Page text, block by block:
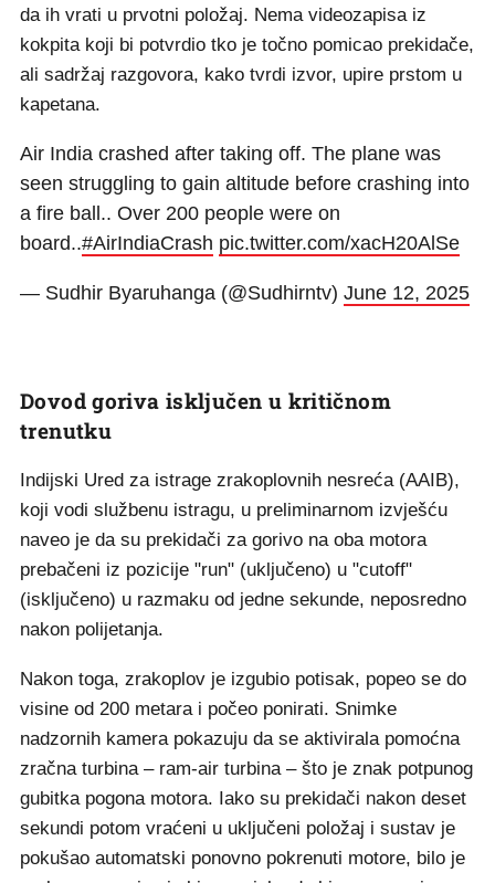
da ih vrati u prvotni položaj. Nema videozapisa iz
kokpita koji bi potvrdio tko je točno pomicao prekidače,
ali sadržaj razgovora, kako tvrdi izvor, upire prstom u
kapetana.
Air India crashed after taking off. The plane was
seen struggling to gain altitude before crashing into
a fire ball.. Over 200 people were on
board..#AirIndiaCrash pic.twitter.com/xacH20AlSe
— Sudhir Byaruhanga (@Sudhirntv) June 12, 2025
Dovod goriva isključen u kritičnom
trenutku
Indijski Ured za istrage zrakoplovnih nesreća (AAIB),
koji vodi službenu istragu, u preliminarnom izvješću
naveo je da su prekidači za gorivo na oba motora
prebačeni iz pozicije "run" (uključeno) u "cutoff"
(isključeno) u razmaku od jedne sekunde, neposredno
nakon polijetanja.
Nakon toga, zrakoplov je izgubio potisak, popeo se do
visine od 200 metara i počeo ponirati. Snimke
nadzornih kamera pokazuju da se aktivirala pomoćna
zračna turbina – ram-air turbina – što je znak potpunog
gubitka pogona motora. Iako su prekidači nakon deset
sekundi potom vraćeni u uključeni položaj i sustav je
pokušao automatski ponovno pokrenuti motore, bilo je